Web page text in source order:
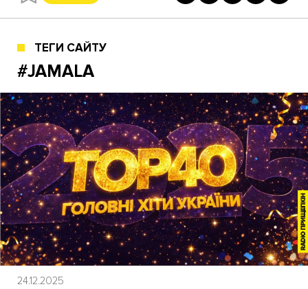
ТЕГИ САЙТУ
#JAMALA
24.12.2025